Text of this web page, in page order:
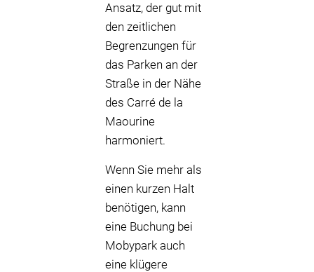
Ansatz, der gut mit
den zeitlichen
Begrenzungen für
das Parken an der
Straße in der Nähe
des Carré de la
Maourine
harmoniert.
Wenn Sie mehr als
einen kurzen Halt
benötigen, kann
eine Buchung bei
Mobypark auch
eine klügere